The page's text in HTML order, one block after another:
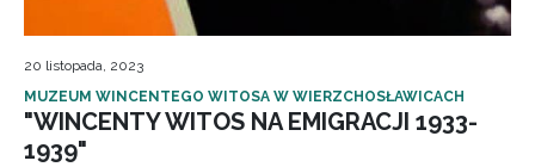
20 listopada, 2023
MUZEUM WINCENTEGO WITOSA W WIERZCHOSŁAWICACH
"WINCENTY WITOS NA EMIGRACJI 1933-
1939"